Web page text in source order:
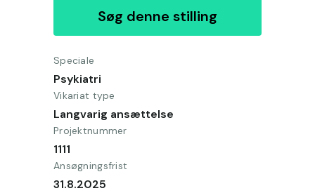
Søg denne stilling
Speciale
Psykiatri
Vikariat type
Langvarig ansættelse
Projektnummer
1111
Ansøgningsfrist
31.8.2025